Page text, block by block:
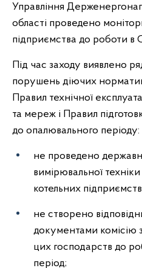
Управління
області проведено
підприємства до роботи в
Під час заходу виявлено
порушень діючих
Правил технічної
та мереж і Правил
до опалювального періоду:
не проведено
вимірювальної
котельних
не створено
документами комісію
цих господарств до
період;